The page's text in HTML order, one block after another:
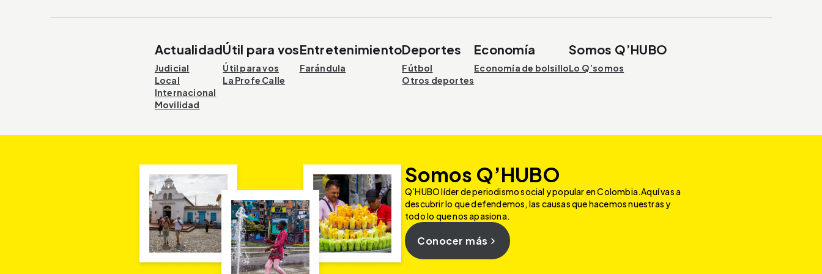
Actualidad
Judicial
Local
Internacional
Movilidad
Útil para vos
Útil para vos
La Profe Calle
Entretenimiento
Farándula
Deportes
Fútbol
Otros deportes
Economía
Economía de bolsillo
Somos Q’HUBO
Lo Q’somos
Somos Q’HUBO
Q’HUBO líder de periodismo social y popular en Colombia.Aquí vas a
descubrir lo que defendemos, las causas que hacemos nuestras y
todo lo que nos apasiona.
Conocer más